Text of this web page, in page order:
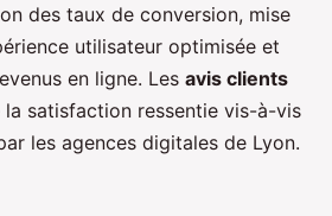
des taux de conversion, mise
utilisateur optimisée et
en ligne. Les avis clients
satisfaction ressentie vis-à-vis
les agences digitales de Lyon.